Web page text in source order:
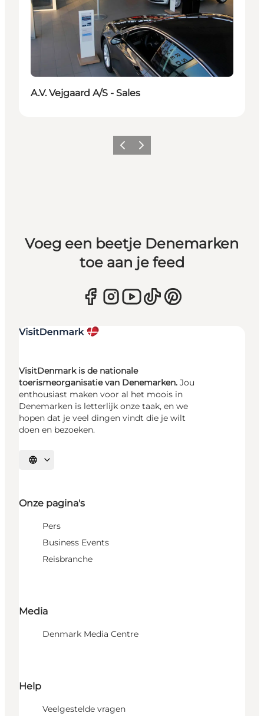
A.V. Vejgaard A/S - Sales
Vorige Volgende
Voeg een beetje Denemarken
toe aan je feed
VisitDenmark is de nationale
toerismeorganisatie van Denemarken. Jou
enthousiast maken voor al het moois in
Denemarken is letterlijk onze taak, en we
hopen dat je veel dingen vindt die je wilt
doen en bezoeken.
Selecteer taal
Onze pagina's
Pers
Business Events
Reisbranche
Media
Denmark Media Centre
Help
Veelgestelde vragen